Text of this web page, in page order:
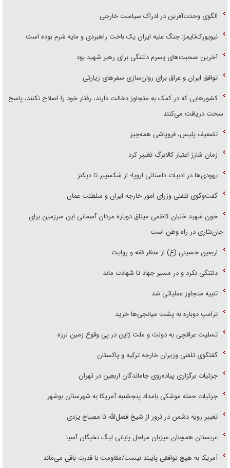
الگوی وحدت‌آفرین در ادراک سیاست خارجی
نیویورک‌تایمز: جنگ علیه ایران یک باخت راهبردی و مایه شرم بوده است
آخرین صحبت‌های پسرم دلتنگی برای رهبر شهید بود
توافق ایران و عراق برای روان‌سازی سفر‌های زیارتی
کشور‌هایی که در کمک به متجاوز دخالت دارند، رفتار خود را اصلاح نکنند، پاسخ
سخت دریافت می‌کنند
تضعیف پلیس، فروپاشی همه‌چیز
زمان شارژ اعتبار کالابرگ تغییر کرد
یهودی‌ها در ادبیات داستانی اروپا؛ از شکسپیر تا دیکنز
گفت‌وگوی تلفنی وزرای امور خارجه ایران و سلطنت عمان
خون شهید خلبان کاظمی میثاق دوباره مردان آسمانی این سرزمین برای
جان‌نثاری در راه وطن است
اربعین حسینی (ع) از منظر فقه و روایت
دلتنگی نکرد و در مسیر جهاد تا شهادت ماند
تنبیه متجاوز عملیاتی شد
ترامپ دوباره به پشت میانجی‌ها خزید
تسلیت عراقچی به دولت و ملت ژاپن در پی وقوع زمین لرزه
گفتگوی تلفنی وزیران خارجه ترکیه و پاکستان
جزئیات برگزاری پیاده‌روی جاماندگان اربعین در تهران
جزئیات حمله موشکی بامداد پنجشنبه آمریکا به شهرستان بوشهر
تغییر رویه دشمن در ترور از شیخ فضل‌الله تا مصباح یزدی
عربستان همچنان میزبان مراحل پایانی لیگ نخبگان آسیا
آمریکا به هیچ توافقی پایبند نیست/مقاومت با قدرت باقی می‌ماند